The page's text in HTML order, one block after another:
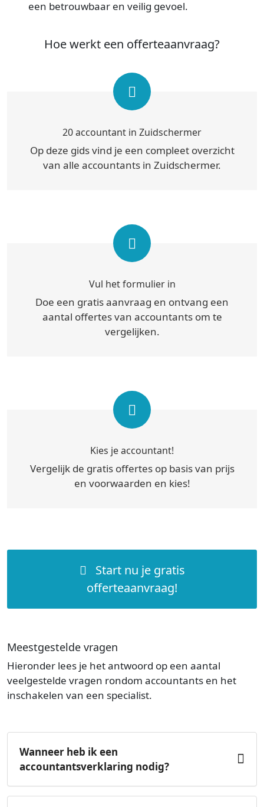
een betrouwbaar en veilig gevoel.
Hoe werkt een offerteaanvraag?
20 accountant in Zuidschermer
Op deze gids vind je een compleet overzicht
van alle accountants in Zuidschermer.
Vul het formulier in
Doe een gratis aanvraag en ontvang een
aantal offertes van accountants om te
vergelijken.
Kies je accountant!
Vergelijk de gratis offertes op basis van prijs
en voorwaarden en kies!
Start nu je gratis
offerteaanvraag!
Meestgestelde vragen
Hieronder lees je het antwoord op een aantal
veelgestelde vragen rondom accountants en het
inschakelen van een specialist.
Wanneer heb ik een
accountantsverklaring nodig?